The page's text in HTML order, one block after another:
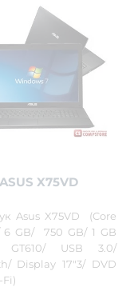
ASUS X75VD
Asus X75VD (Core
6 GB/ 750 GB/ 1 GB
GT610/ USB 3.0/
Display 17"3/ DVD
Fi)